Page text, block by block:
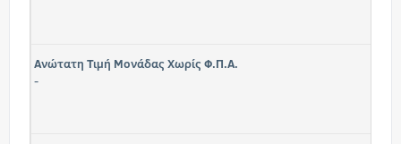
Ανώτατη Τιμή Μονάδας Χωρίς Φ.Π.Α.
-